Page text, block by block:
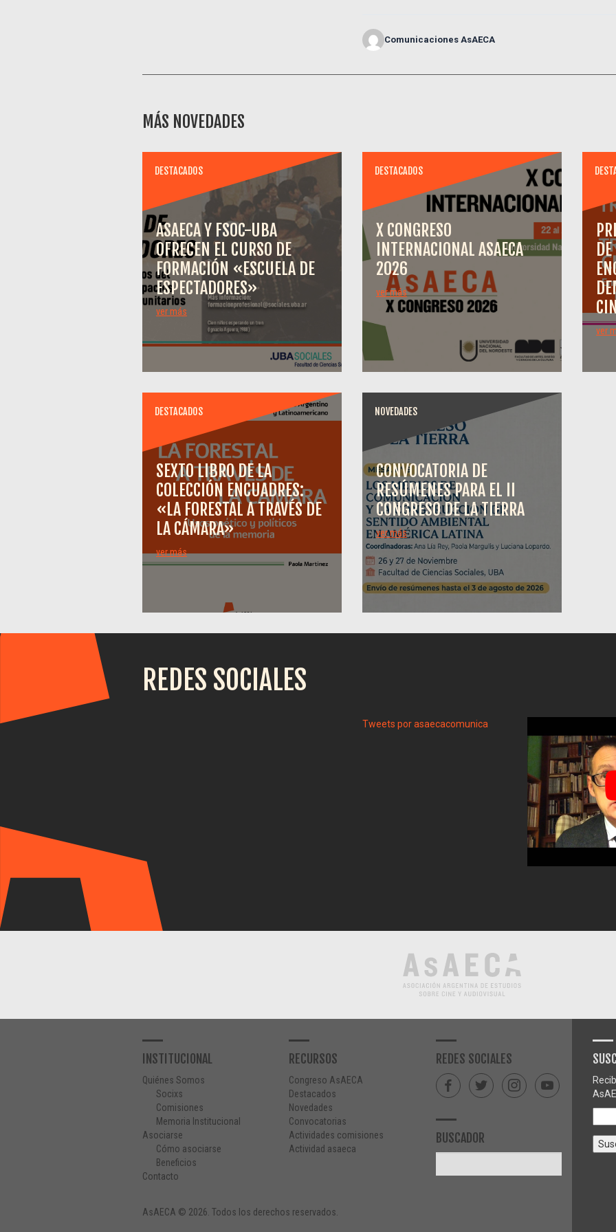
Comunicaciones AsAECA
MÁS NOVEDADES
DESTACADOS
ASAECA Y FSOC-UBA
OFRECEN EL CURSO DE
FORMACIÓN «ESCUELA DE
ESPECTADORES»
ver más
DESTACADOS
X CONGRESO
INTERNACIONAL ASAECA
2026
ver más
ver
DESTACADOS
SEXTO LIBRO DE LA
COLECCIÓN ENCUADRES:
«LA FORESTAL A TRAVÉS DE
LA CÁMARA»
ver más
NOVEDADES
CONVOCATORIA DE
RESÚMENES PARA EL II
CONGRESO DE LA TIERRA
ver más
REDES SOCIALES
Tweets por asaecacomunica
INSTITUCIONAL
Quiénes Somos
Socixs
Comisiones
Memoria Institucional
Asociarse
Cómo asociarse
Beneficios
Contacto
RECURSOS
Congreso AsAECA
Destacados
Novedades
Convocatorias
Actividades comisiones
Actividad asaeca
REDES SOCIALES
BUSCADOR
AsAECA © 2026. Todos los derechos reservados.